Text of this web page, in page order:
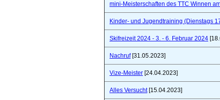
mini-Meisterschaften des TTC Winnen
Kinder- und Jugendtraining (Dienstags
Skifreizeit 2024 - 3. - 6. Februar 2024
Nachruf[31.05.2023]
Vize-Meister [24.04.2023]
Alles Versucht[15.04.2023]